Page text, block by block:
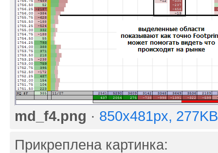
md_f4.png · 850x481px, 277KB
Прикреплена картинка: